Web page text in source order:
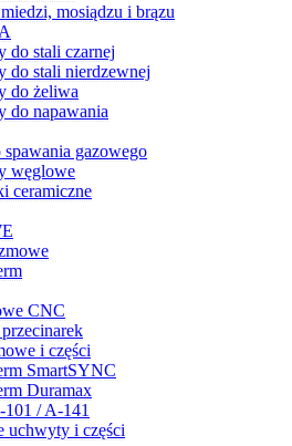
mosiądzu i brązu
do stali czarnej
do stali nierdzewnej
do żeliwa
do napawania
gazowego
węglowe
ceramiczne
CNC
i części
SmartSYNC
Duramax
/ A-141
uchwyty i części